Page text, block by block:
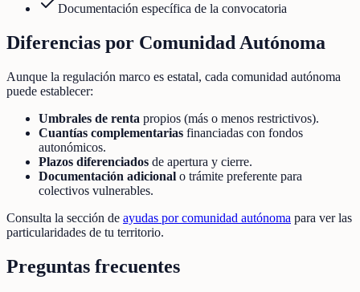
Documentación específica de la convocatoria
Diferencias por Comunidad Autónoma
Aunque la regulación marco es estatal, cada comunidad autónoma
puede establecer:
Umbrales de renta propios (más o menos restrictivos).
Cuantías complementarias financiadas con fondos
autonómicos.
Plazos diferenciados de apertura y cierre.
Documentación adicional o trámite preferente para
colectivos vulnerables.
Consulta la sección de ayudas por comunidad autónoma para ver las
particularidades de tu territorio.
Preguntas frecuentes